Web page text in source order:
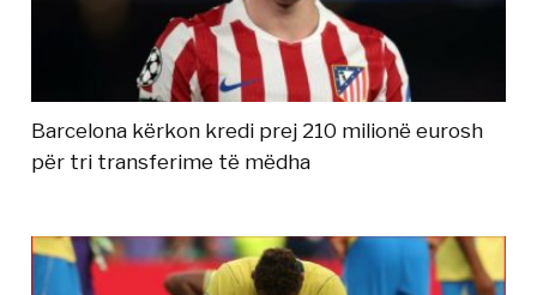
Barcelona kërkon kredi prej 210 milionë eurosh
për tri transferime të mëdha